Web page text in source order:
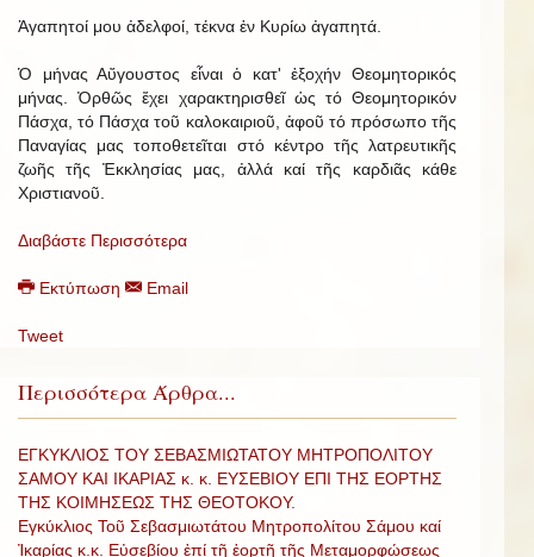
Ἀγαπητοί μου ἀδελφοί, τέκνα ἐν Κυρίω ἀγαπητά.
Ὁ μήνας Αὔγουστος εἶναι ὁ κατ' ἐξοχήν Θεομητορικός
μήνας. Ὀρθῶς ἔχει χαρακτηρισθεῖ ὡς τό Θεομητορικόν
Πάσχα, τό Πάσχα τοῦ καλοκαιριοῦ, ἀφοῦ τό πρόσωπο τῆς
Παναγίας μας τοποθετεῖται στό κέντρο τῆς λατρευτικῆς
ζωῆς τῆς Ἐκκλησίας μας, ἀλλά καί τῆς καρδιᾶς κάθε
Χριστιανοῦ.
Διαβάστε Περισσότερα
Εκτύπωση Email
Tweet
Περισσότερα Άρθρα...
ΕΓΚΥΚΛΙΟΣ ΤΟΥ ΣΕΒΑΣΜΙΩΤΑΤΟΥ ΜΗΤΡΟΠΟΛΙΤΟΥ
ΣΑΜΟΥ ΚΑΙ ΙΚΑΡΙΑΣ κ. κ. ΕΥΣΕΒΙΟΥ ΕΠΙ ΤΗΣ ΕΟΡΤΗΣ
ΤΗΣ ΚΟΙΜΗΣΕΩΣ ΤΗΣ ΘΕΟΤΟΚΟΥ.
Εγκύκλιος Τοῦ Σεβασμιωτάτου Μητροπολίτου Σάμου καί
Ἰκαρίας κ.κ. Εὐσεβίου ἐπί τῆ ἑορτῆ τῆς Μεταμορφώσεως